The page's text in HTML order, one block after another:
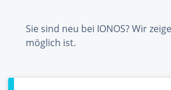
Sie sind neu bei IONOS? Wir
möglich ist.